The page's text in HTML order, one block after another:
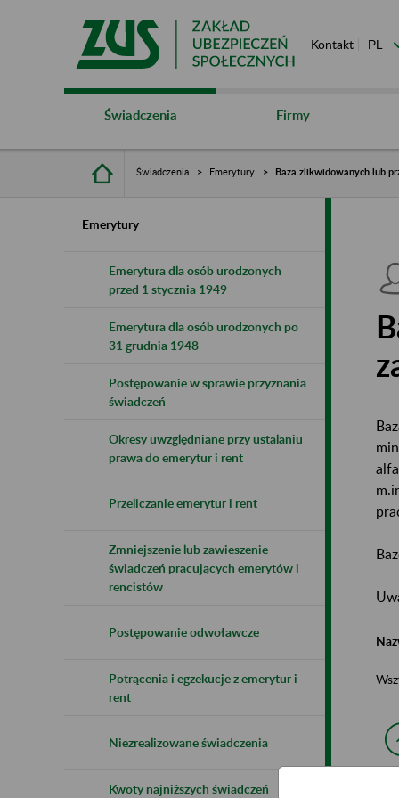
Kontakt
Świadczenia Firmy
Świadczenia Emerytury Baza zlikwidowanych lub
Emerytury
Emerytura dla osób urodzonych
przed 1 stycznia 1949
Emerytura dla osób urodzonych po
31 grudnia 1948
Postępowanie w sprawie przyznania
świadczeń
Okresy uwzględniane przy ustalaniu
prawa do emerytur i rent
Przeliczanie emerytur i rent
Zmniejszenie lub zawieszenie
świadczeń pracujących emerytów i
rencistów
Postępowanie odwoławcze
Potrącenia i egzekucje z emerytur i
rent
Niezrealizowane świadczenia
Kwoty najniższych świadczeń